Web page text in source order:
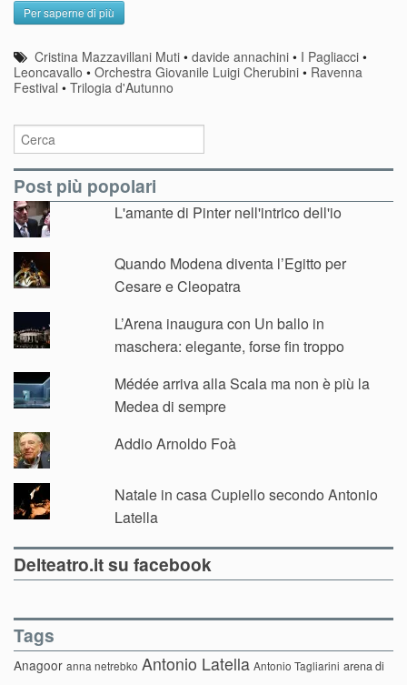
Per saperne di più
Cristina Mazzavillani Muti •davide annachini • I Pagliacci •
Leoncavallo • Orchestra Giovanile Luigi Cherubini • Ravenna
Festival • Trilogia d'Autunno
Post più popolari
L'amante di Pinter nell'intrico dell'io
Quando Modena diventa l’Egitto per
Cesare e Cleopatra
L’Arena inaugura con Un ballo in
maschera: elegante, forse fin troppo
Médée arriva alla Scala ma non è più la
Medea di sempre
Addio Arnoldo Foà
Natale in casa Cupiello secondo Antonio
Latella
Delteatro.it su facebook
Tags
Anagoor anna netrebko Antonio Latella Antonio Tagliarini arena di